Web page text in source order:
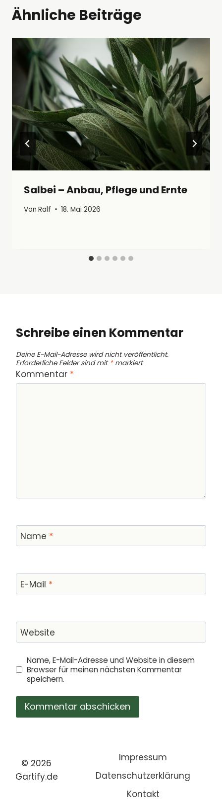
Ähnliche Beiträge
Salbei – Anbau, Pflege und Ernte
Von Ralf 18. Mai 2026
Schreibe einen Kommentar
Deine E-Mail-Adresse wird nicht veröffentlicht.
Erforderliche Felder sind mit *markiert
Kommentar *
Name *
E-Mail *
Website
Name, E-Mail-Adresse und Website in diesem
Browser für meinen nächsten Kommentar
speichern.
© 2026
Gartify.de
Impressum
Datenschutzerklärung
Kontakt